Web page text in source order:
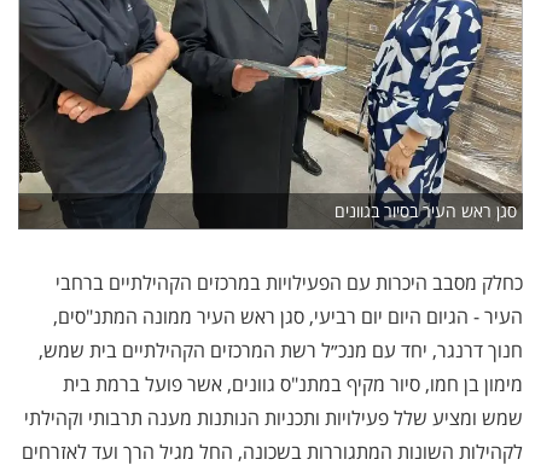
סגן ראש העיר בסיור בגוונים
כחלק מסבב היכרות עם הפעילויות במרכזים הקהילתיים ברחבי
העיר - הגיום היום יום רביעי, סגן ראש העיר ממונה המתנ"סים,
חנוך דרנגר, יחד עם מנכ״ל רשת המרכזים הקהילתיים בית שמש,
מימון בן חמו, סיור מקיף במתנ"ס גוונים, אשר פועל ברמת בית
שמש ומציע שלל פעילויות ותכניות הנותנות מענה תרבותי וקהילתי
לקהילות השונות המתגוררות בשכונה, החל מגיל הרך ועד לאזרחים